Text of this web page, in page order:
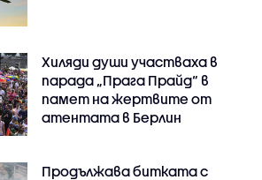
Хиляди души участваха в
парада „Прага Прайд“ в
памет на жертвите от
атентата в Берлин
Продължава битката с